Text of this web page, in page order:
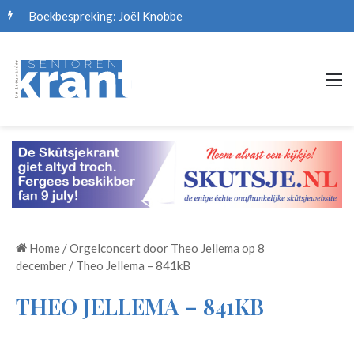
Boekbespreking: Joël Knobbe
Home /Orgelconcert door Theo Jellema op 8
december / Theo Jellema – 841kB
THEO JELLEMA – 841KB